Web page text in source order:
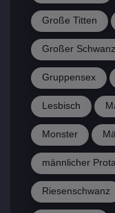
Große Titten
Großer Schwanz
Gruppensex
Lesbisch
Monster
männlicher
Riesenschwanz